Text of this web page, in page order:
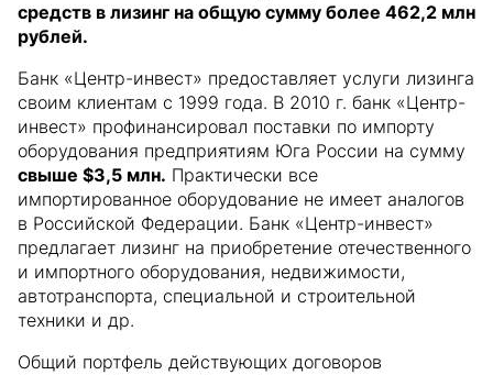
средств в лизинг на общую сумму более 462,2 млн
рублей.
Банк «Центр-инвест» предоставляет услуги лизинга
своим клиентам с 1999 года. В 2010 г. банк «Центр-
инвест» профинансировал поставки по импорту
оборудования предприятиям Юга России на сумму
свыше $3,5 млн. Практически все
импортированное оборудование не имеет аналогов
в Российской Федерации. Банк «Центр-инвест»
предлагает лизинг на приобретение отечественного
и импортного оборудования, недвижимости,
автотранспорта, специальной и строительной
техники и др.
Общий портфель действующих договоров